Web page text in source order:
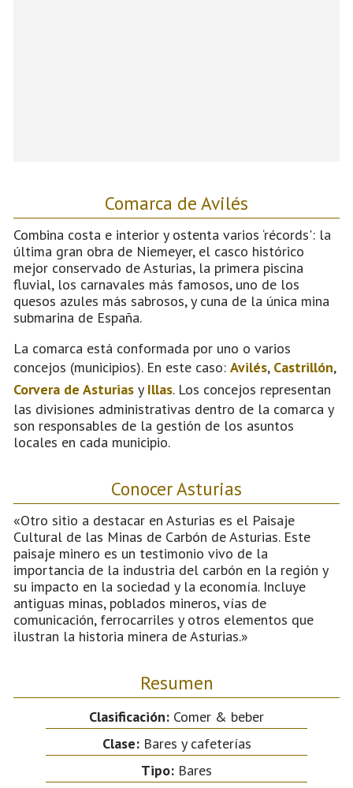
Comarca de Avilés
Combina costa e interior y ostenta varios ‘récords': la
última gran obra de Niemeyer, el casco histórico
mejor conservado de Asturias, la primera piscina
fluvial, los carnavales más famosos, uno de los
quesos azules más sabrosos, y cuna de la única mina
submarina de España.
La comarca está conformada por uno o varios
concejos (municipios). En este caso: Avilés, Castrillón,
Corvera de Asturias y Illas. Los concejos representan
las divisiones administrativas dentro de la comarca y
son responsables de la gestión de los asuntos
locales en cada municipio.
Conocer Asturias
«Otro sitio a destacar en Asturias es el Paisaje
Cultural de las Minas de Carbón de Asturias. Este
paisaje minero es un testimonio vivo de la
importancia de la industria del carbón en la región y
su impacto en la sociedad y la economía. Incluye
antiguas minas, poblados mineros, vías de
comunicación, ferrocarriles y otros elementos que
ilustran la historia minera de Asturias.»
Resumen
Clasificación: Comer & beber
Clase:Bares y cafeterías
Tipo: Bares